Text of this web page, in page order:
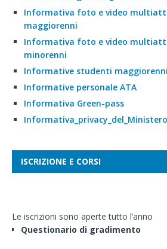
Informativa foto e video
maggiorenni
Informativa foto e video
minorenni
Informative studenti maggiorenni
Informative personale ATA
Informativa Green-pass
ISCRIZIONE E CORSI
Le iscrizioni sono aperte tutto l’anno
Questionario di gradimento